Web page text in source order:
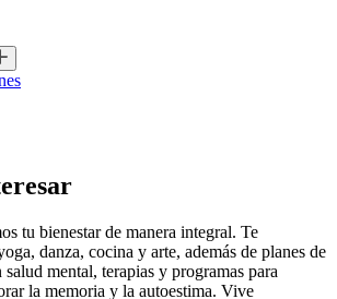
tu bienestar de manera integral. Te
danza, cocina y arte, además de planes de
salud mental, terapias y programas para
la memoria y la autoestima. Vive